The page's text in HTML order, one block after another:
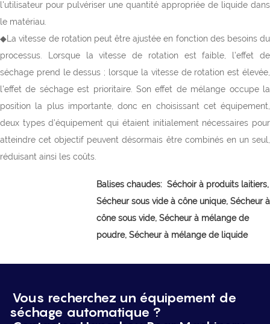
l'utilisateur pour pulvériser une quantité appropriée de liquide dans
le matériau.
◆La vitesse de rotation peut être ajustée en fonction des besoins du
processus. Lorsque la vitesse de rotation est faible, l’effet de
séchage prend le dessus ; lorsque la vitesse de rotation est élevée,
l'effet de séchage est prioritaire. Son effet de mélange occupe la
position la plus importante, donc en choisissant cet équipement,
deux types d'équipement qui étaient initialement nécessaires pour
atteindre cet objectif peuvent désormais être combinés en un seul,
réduisant ainsi les coûts.
Balises chaudes: Séchoir à produits laitiers,
Sécheur sous vide à cône unique, Sécheur à
cône sous vide, Sécheur à mélange de
poudre, Sécheur à mélange de liquide
Vous recherchez un équipement de
séchage automatique ?